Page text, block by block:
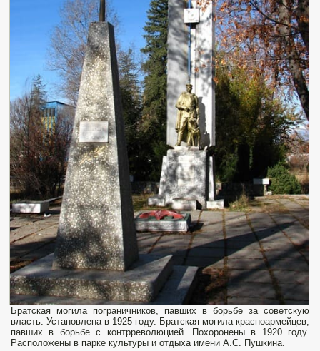
Братская могила пограничников, павших в борьбе за советскую
власть. Установлена в 1925 году. Братская могила красноармейцев,
павших в борьбе с контрреволюцией. Похоронены в 1920 году.
Расположены в парке культуры и отдыха имени А.С. Пушкина.